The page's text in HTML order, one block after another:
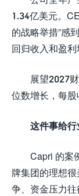
1.34亿美元。
的战略举措”感
回归收入和盈利
展望2027
位数增长，每股
这件事给行
Capri 的案
牌集团的理想
争、资金压力